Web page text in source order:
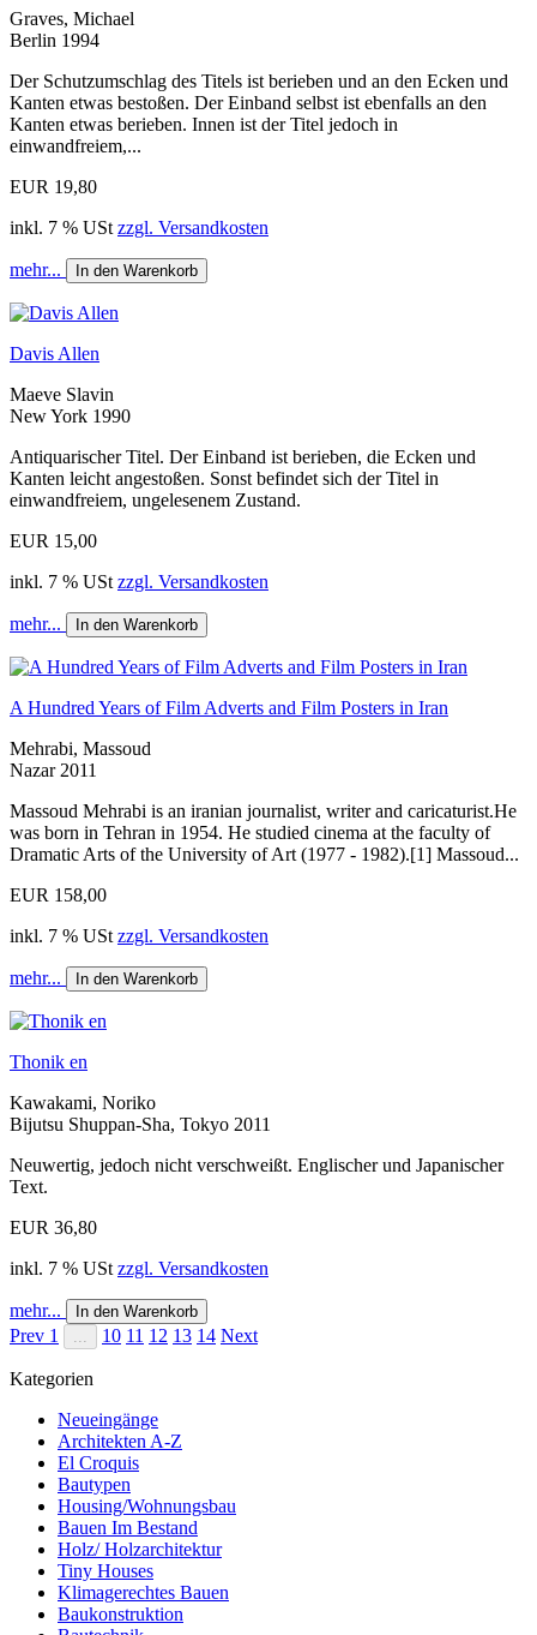
Graves, Michael
Berlin 1994
Der Schutzumschlag des Titels ist berieben und an den Ecken und
Kanten etwas bestoßen. Der Einband selbst ist ebenfalls an den
Kanten etwas berieben. Innen ist der Titel jedoch in
einwandfreiem,...
EUR 19,80
inkl. 7 % USt zzgl. Versandkosten
mehr... In den Warenkorb
Davis Allen
Maeve Slavin
New York 1990
Antiquarischer Titel. Der Einband ist berieben, die Ecken und
Kanten leicht angestoßen. Sonst befindet sich der Titel in
einwandfreiem, ungelesenem Zustand.
EUR 15,00
inkl. 7 % USt zzgl. Versandkosten
mehr... In den Warenkorb
A Hundred Years of Film Adverts and Film Posters in Iran
Mehrabi, Massoud
Nazar 2011
Massoud Mehrabi is an iranian journalist, writer and caricaturist.He
was born in Tehran in 1954. He studied cinema at the faculty of
Dramatic Arts of the University of Art (1977 - 1982).[1] Massoud...
EUR 158,00
inkl. 7 % USt zzgl. Versandkosten
mehr... In den Warenkorb
Thonik en
Kawakami, Noriko
Bijutsu Shuppan-Sha, Tokyo 2011
Neuwertig, jedoch nicht verschweißt. Englischer und Japanischer
Text.
EUR 36,80
inkl. 7 % USt zzgl. Versandkosten
mehr... In den Warenkorb
Prev 1 10 11 12 13 14 Next
Kategorien
Neueingänge
Architekten A-Z
El Croquis
Bautypen
Housing/Wohnungsbau
Bauen Im Bestand
Holz/ Holzarchitektur
Tiny Houses
Klimagerechtes Bauen
Baukonstruktion